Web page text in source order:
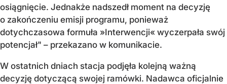
osiągnięcie. Jednakże nadszedł moment na decyzję
o zakończeniu emisji programu, ponieważ
dotychczasowa formuła »Interwencji« wyczerpała swój
potencjał" – przekazano w komunikacie.
W ostatnich dniach stacja podjęła kolejną ważną
decyzję dotyczącą swojej ramówki. Nadawca oficjalnie